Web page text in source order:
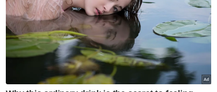
Semasa
Isu khitan kanak-kanak
perempuan cetus perdebatan
pakar perubatan, warganet